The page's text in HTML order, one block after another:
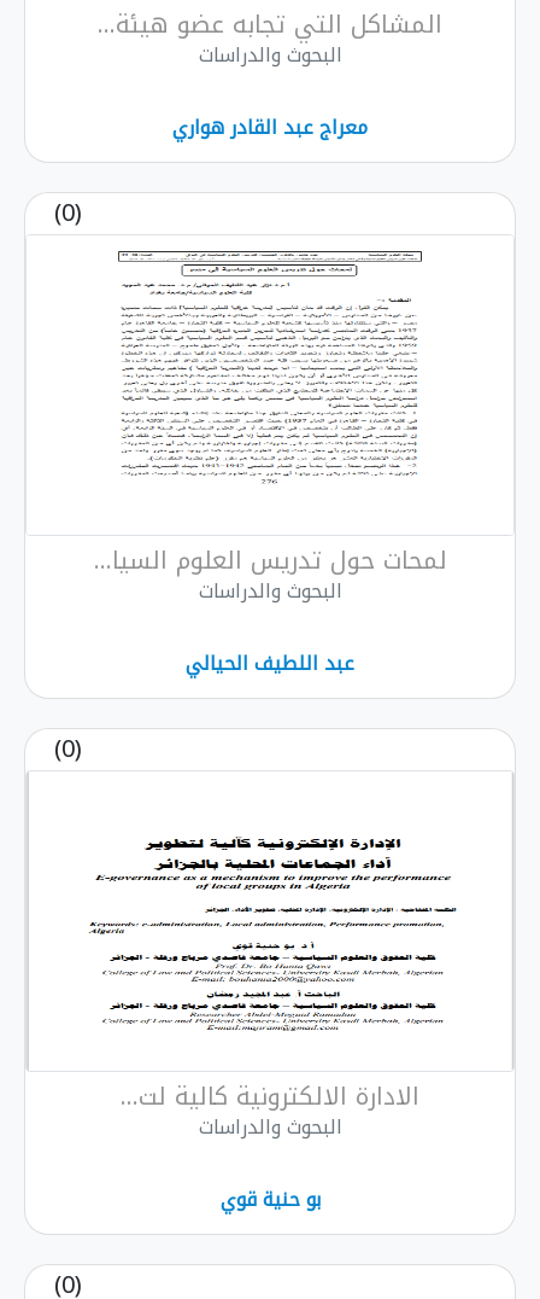
المشاكل التي تجابه عضو هيئة...
البحوث والدراسات
معراج عبد القادر هواري
(0)
لمحات حول تدريس العلوم السيا...
البحوث والدراسات
عبد اللطيف الحيالي
(0)
الادارة الالكترونية كالية لت...
البحوث والدراسات
بو حنية قوي
(0)